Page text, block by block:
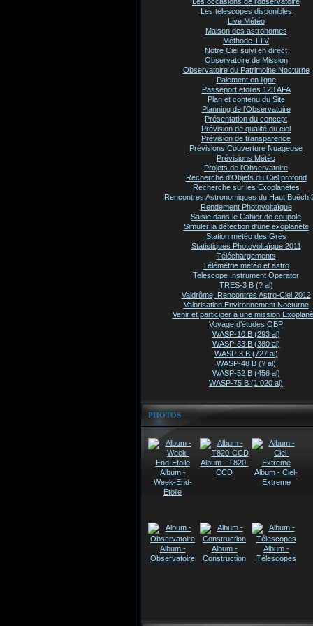
Les télescopes disponibles
Live Météo
Maison des astronomes
Méthode TTV
Notre Ciel suivi en direct
Observatoire de Mission
Observatoire du Patrimoine Nocturne
Paiement en ligne
Passeport etoiles 123 AFA
Plan et contenu du Site
Planning de l'Observatoire
Présentation du concept
Prévision de qualité du ciel
Prévision de transparence
Prévisions Couverture Nuageuse
Prévisions Météo
Projets de l'Observatoire
Recherche d'Objets du Ciel profond
Recherche sur les Exoplanètes
Rencontres Astronomiques du Haut Buëch
Rendement Photovoltaïque
Saisie dans le Cahier de coupole
Simuler la détection d'une exoplanète
Station météo des Grès
Statistiques Photovoltaïque 2011
Téléchargements
Télémétrie météo et astro
Telescope Instrument Operator
TRES-3 B (? al)
Valdrôme, Rencontres Astro-Ciel 2012
Valorisation Environnement Nocturne
Venir et participer à une mission
Voyage d'études OBP
WASP-10 B (293 al)
WASP-33 B (380 al)
WASP-3 B (727 al)
WASP-48 B (? al)
WASP-52 B (456 al)
WASP-75 B (1.020 al)
PHOTOS
Album -
Week-End-
Etoile
Album - T820-
CCD
Album - Ciel-
Extreme
Album -
Observatoire
Album -
Construction
Album -
Télescopes